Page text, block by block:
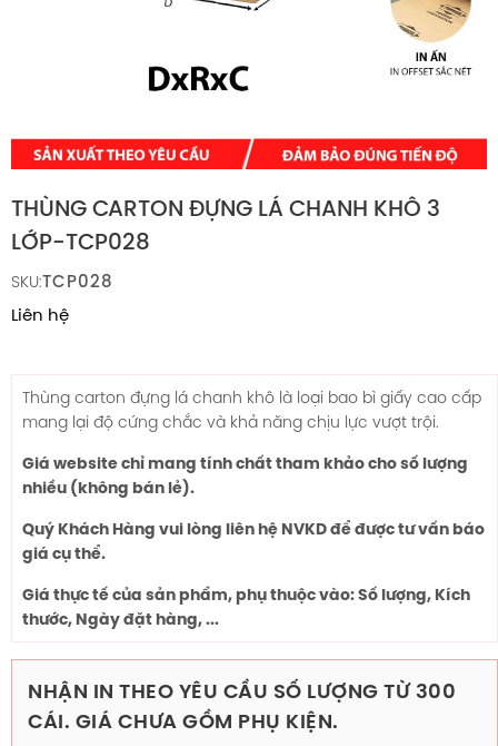
THÙNG CARTON ĐỰNG LÁ CHANH KHÔ 3
LỚP-TCP028
SKU:TCP028
Liên hệ
Thùng carton đựng lá chanh khô là loại bao bì giấy cao cấp
mang lại độ cứng chắc và khả năng chịu lực vượt trội.
Giá website chỉ mang tính chất tham khảo cho số lượng
nhiều (không bán lẻ).
Quý Khách Hàng vui lòng liên hệ NVKD để được tư vấn báo
giá cụ thể.
Giá thực tế của sản phẩm, phụ thuộc vào: Số lượng, Kích
thước, Ngày đặt hàng, ...
NHẬN IN THEO YÊU CẦU SỐ LƯỢNG TỪ 300
CÁI. GIÁ CHƯA GỒM PHỤ KIỆN.